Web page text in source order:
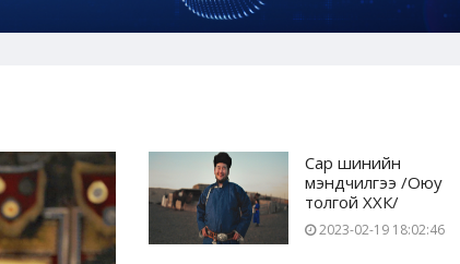
Сар шинийн
мэндчилгээ /Оюу
толгой ХХК/
2023-02-19 18:02:46